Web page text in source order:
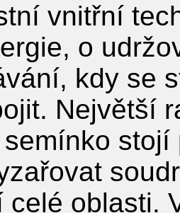
vnitřní
o
kdy se
Největší
celé oblasti.